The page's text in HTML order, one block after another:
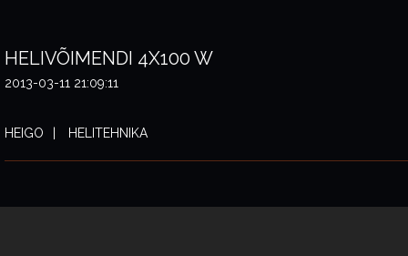
HELIVÕIMENDI 4X100 W
2013-03-11 21:09:11
HEIGO HELITEHNIKA